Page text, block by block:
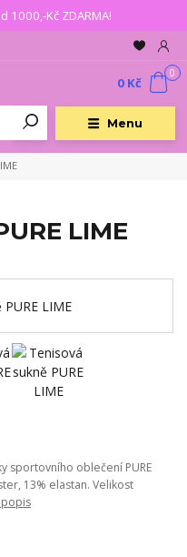
Kč ZDARMA!
Menu
0
0 Kč
LIME
sportovního oblečení PURE
13% elastan. Velikost